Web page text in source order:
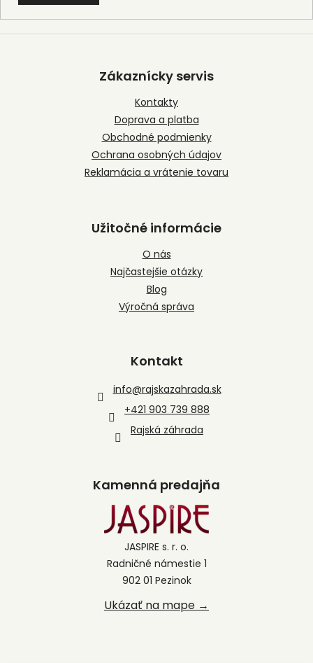
Z
Zákaznícky servis
Kontakty
Doprava a platba
Obchodné podmienky
Ochrana osobných údajov
Reklamácia a vrátenie tovaru
Užitočné informácie
O nás
Najčastejšie otázky
Blog
Výročná správa
Kontakt
info@rajskazahrada.sk
+421 903 739 888
Rajská záhrada
Kamenná predajňa
JASPIRE s. r. o.
Radničné námestie 1
902 01 Pezinok
Ukázať na mape →